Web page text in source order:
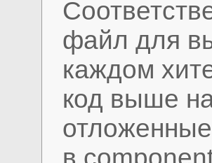
файл для
каждом
код выше